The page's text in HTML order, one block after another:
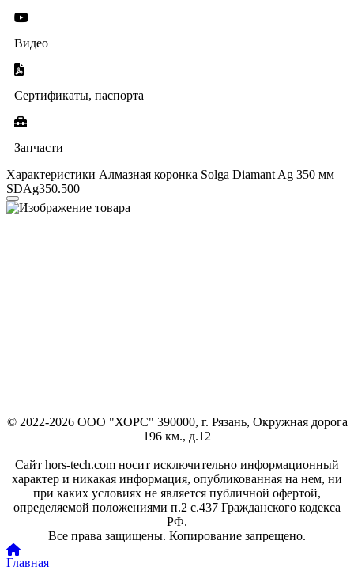
Видео
Сертификаты, паспорта
Запчасти
Характеристики Алмазная коронка Solga Diamant Ag 350 мм
SDAg350.500
© 2022-2026 ООО "ХОРС" 390000, г. Рязань, Окружная дорога
196 км., д.12
Сайт hors-tech.com носит исключительно информационный
характер и никакая информация, опубликованная на нем, ни
при каких условиях не является публичной офертой,
определяемой положениями п.2 с.437 Гражданского кодекса
РФ.
Все права защищены. Копирование запрещено.
Главная